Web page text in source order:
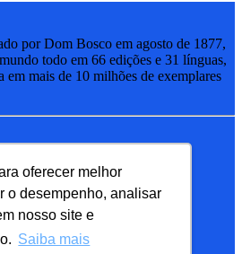
oferecer melhor
o desempenho, analisar
nosso site e
Saiba mais
por Dom Bosco em agosto de 1877,
todo em 66 edições e 31 línguas,
em mais de 10 milhões de exemplares
Brasil